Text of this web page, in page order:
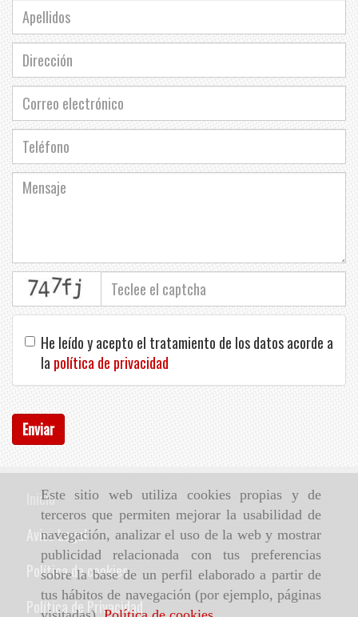
Este sitio web utiliza cookies propias y de
terceros que permiten mejorar la usabilidad de
navegación, analizar el uso de la web y mostrar
publicidad relacionada con tus preferencias
sobre la base de un perfil elaborado a partir de
tus hábitos de navegación (por ejemplo, páginas
captcha
He leído y acepto el tratamiento de los datos acorde a
la política de privacidad
Enviar
Inicio
Aviso Legal
Política de cookies
Política de Privacidad